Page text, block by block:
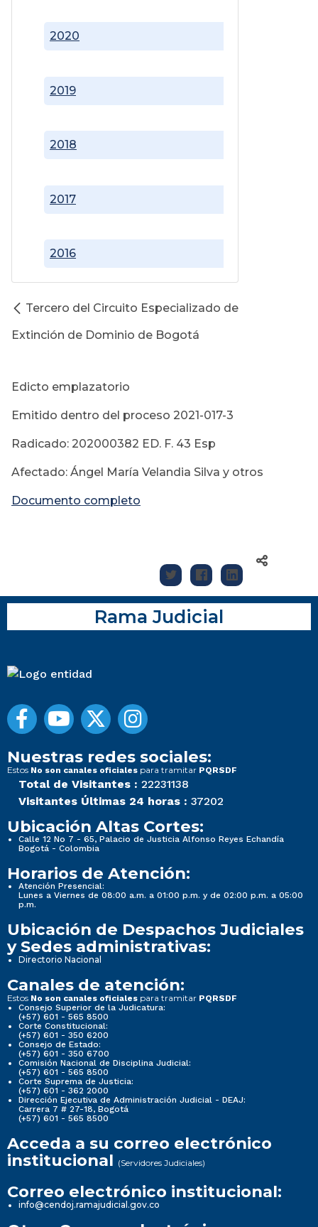
2016
2017
2018
2019
2020
Tercero del Circuito Especializado de
Extinción de Dominio de Bogotá
Edicto emplazatorio
Emitido dentro del proceso 2021-017-3
Radicado: 202000382 ED. F. 43 Esp
Afectado: Ángel María Velandia Silva y otros
Documento completo
Rama Judicial
Nuestras redes sociales:
Estos No son canales oficiales para tramitar PQRSDF
Total de Visitantes : 22231138
Visitantes Últimas 24 horas : 37202
Ubicación Altas Cortes:
Calle 12 No 7 - 65, Palacio de Justicia Alfonso Reyes Echandía
Bogotá - Colombia
Horarios de Atención:
Atención Presencial:
Lunes a Viernes de 08:00 a.m. a 01:00 p.m. y de 02:00 p.m. a 05:00
p.m.
Ubicación de Despachos Judiciales
y Sedes administrativas:
Directorio Nacional
Canales de atención:
Estos No son canales oficiales para tramitar PQRSDF
Consejo Superior de la Judicatura:
(+57) 601 - 565 8500
Corte Constitucional:
(+57) 601 - 350 6200
Consejo de Estado:
(+57) 601 - 350 6700
Comisión Nacional de Disciplina Judicial:
(+57) 601 - 565 8500
Corte Suprema de Justicia:
(+57) 601 - 362 2000
Dirección Ejecutiva de Administración Judicial - DEAJ:
Carrera 7 # 27-18, Bogotá
(+57) 601 - 565 8500
Acceda a su correo electrónico
institucional (Servidores Judiciales)
Correo electrónico institucional:
info@cendoj.ramajudicial.gov.co